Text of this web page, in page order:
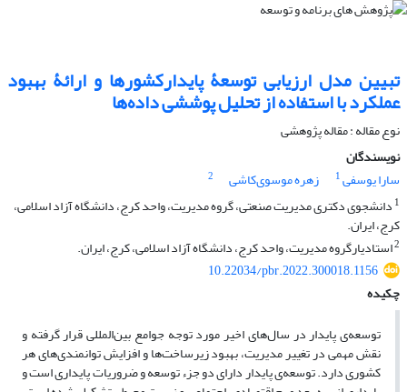
تبیین مدل ارزیابی توسعۀ پایدارکشورها و ارائۀ بهبود
عملکرد با استفاده از تحلیل پوششی داده‌ها
نوع مقاله : مقاله پژوهشی
نویسندگان
سارا یوسفی1 زهره موسوی‌کاشی
2
1 دانشجوی دکتری مدیریت صنعتی، گروه مدیریت، واحد کرج، دانشگاه آزاد اسلامی،
کرج، ایران.
2استادیارگروه مدیریت، واحد کرج، دانشگاه آزاد اسلامی، کرج، ایران.
10.22034/pbr.2022.300018.1156
چکیده
توسعه‌­ی پایدار در سال­‌های اخیر مورد توجه جوامع بین‌­المللی قرار گرفته و
نقش مهمی در تغییر مدیریت، بهبود زیرساخت­‌ها و افزایش توانمندی‌­های هر
کشوری دارد. توسعه­‌ی پایدار دارای دو جزء توسعه و ضروریات پایداری است و